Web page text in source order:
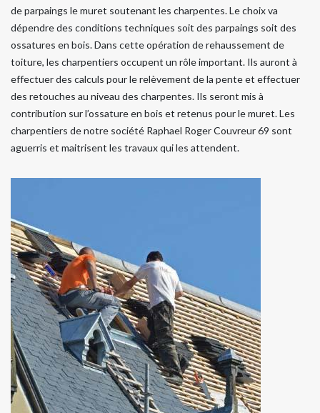
de parpaings le muret soutenant les charpentes. Le choix va
dépendre des conditions techniques soit des parpaings soit des
ossatures en bois. Dans cette opération de rehaussement de
toiture, les charpentiers occupent un rôle important. Ils auront à
effectuer des calculs pour le relèvement de la pente et effectuer
des retouches au niveau des charpentes. Ils seront mis à
contribution sur l’ossature en bois et retenus pour le muret. Les
charpentiers de notre société Raphael Roger Couvreur 69 sont
aguerris et maitrisent les travaux qui les attendent.